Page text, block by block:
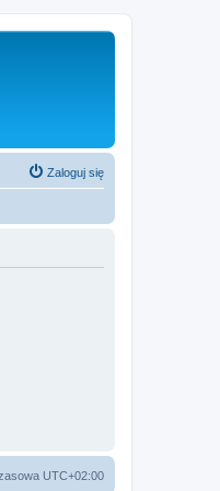
Zaloguj się
UTC+02:00